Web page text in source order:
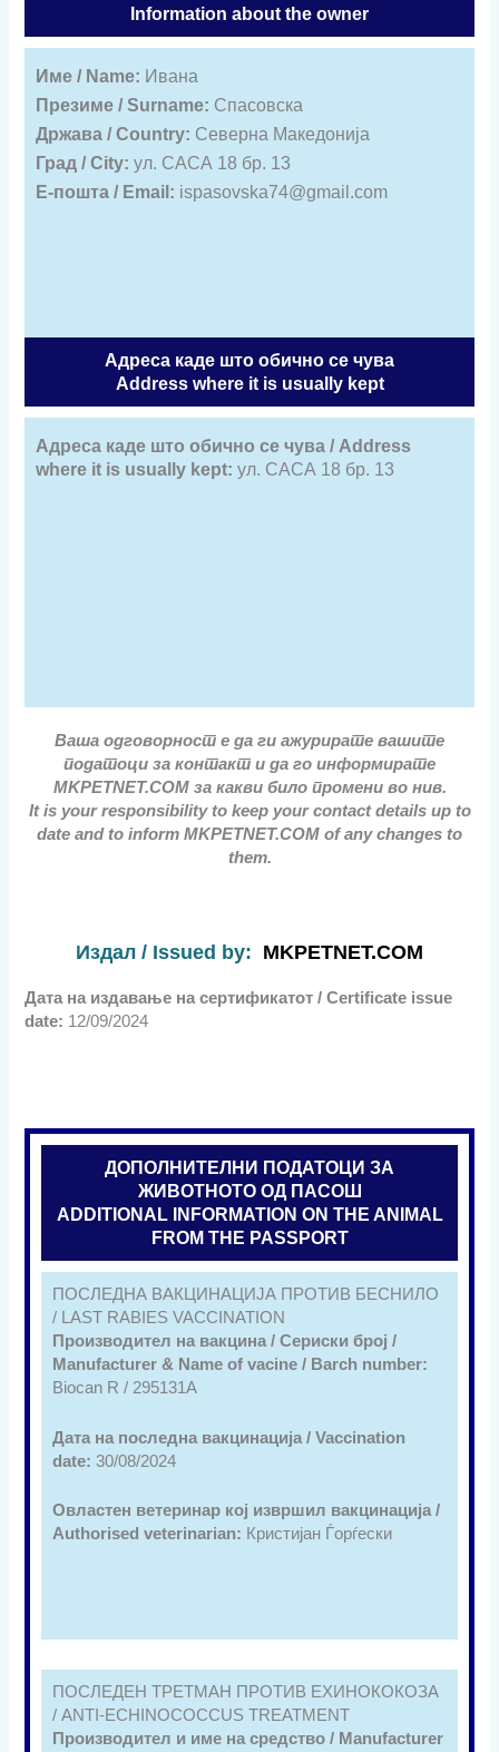
Information about the owner
Име / Name: Ивана
Презиме / Surname: Спасовска
Држава / Country: Северна Македонија
Град / City: ул. САСА 18 бр. 13
Е-пошта / Email: ispasovska74@gmail.com
Адреса каде што обично се чува
Address where it is usually kept
Адреса каде што обично се чува / Address
where it is usually kept: ул. САСА 18 бр. 13
Ваша одговорност е да ги ажурирате вашите
податоци за контакт и да го информирате
MKPETNET.COM за какви било промени во нив.
It is your responsibility to keep your contact details up to
date and to inform MKPETNET.COM of any changes to
them.
Издал / Issued by: MKPETNET.COM
Датa на издавање на сертификатот / Certificate issue
date: 12/09/2024
ДОПОЛНИТЕЛНИ ПОДАТОЦИ ЗА
ЖИВОТНОТО ОД ПАСОШ
ADDITIONAL INFORMATION ON THE ANIMAL
FROM THE PASSPORT
ПОСЛЕДНА ВАКЦИНАЦИЈА ПРОТИВ БЕСНИЛО
/ LAST RABIES VACCINATION
Производител на вакцина / Сериски број /
Manufacturer & Name of vacine / Barch number:
Biocan R / 295131A
Дата на последна вакцинација / Vaccination
date: 30/08/2024
Овластен ветеринар кој извршил вакцинација /
Authorised veterinarian: Кристијан Ѓорѓески
ПОСЛЕДЕН ТРЕТМАН ПРОТИВ ЕХИНОКОКОЗА
/ ANTI-ECHINOCOCCUS TREATMENT
Производител и име на средство / Manufacturer